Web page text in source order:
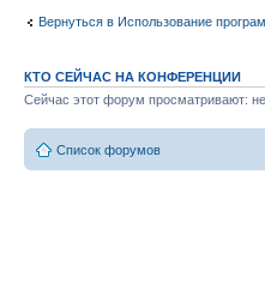
Вернуться в Использование
КТО СЕЙЧАС НА КОНФЕРЕНЦИИ
Сейчас этот форум просматривают:
Список форумов